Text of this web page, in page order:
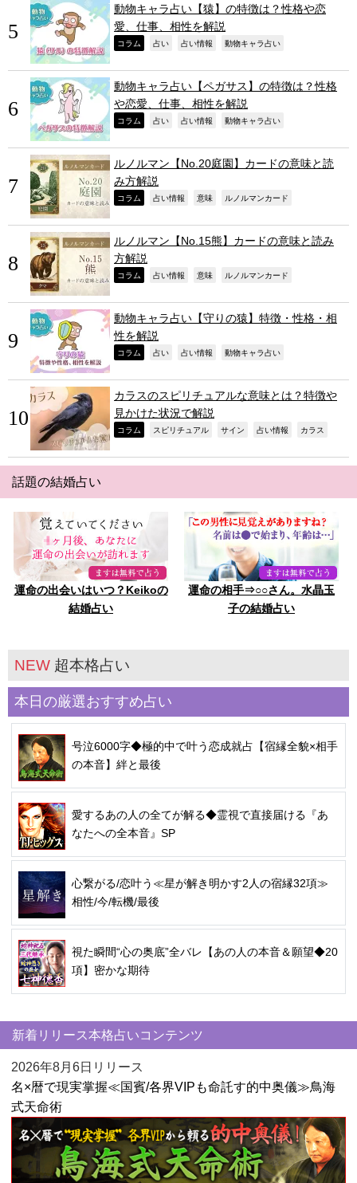
動物キャラ占い【猿】の特徴は？性格や恋
愛、仕事、相性を解説
コラム 占い 占い情報 動物キャラ占い
動物キャラ占い【ペガサス】の特徴は？性格
や恋愛、仕事、相性を解説
コラム 占い 占い情報 動物キャラ占い
ルノルマン【No.20庭園】カードの意味と読
み方解説
コラム 占い情報 意味 ルノルマンカード
ルノルマン【No.15熊】カードの意味と読み
方解説
コラム 占い情報 意味 ルノルマンカード
動物キャラ占い【守りの猿】特徴・性格・相
性を解説
コラム 占い 占い情報 動物キャラ占い
カラスのスピリチュアルな意味とは？特徴や
見かけた状況で解説
コラム スピリチュアル サイン 占い情報 カラス
話題の結婚占い
運命の出会いはいつ？Keikoの
結婚占い
運命の相手⇒○○さん。水晶玉
子の結婚占い
NEW 超本格占い
本日の厳選おすすめ占い
号泣6000字◆極的中で叶う恋成就占【宿縁全貌×相手
の本音】絆と最後
愛するあの人の全てが解る◆霊視で直接届ける『あ
なたへの全本音』SP
心繋がる/恋叶う≪星が解き明かす2人の宿縁32項≫
相性/今/転機/最後
視た瞬間“心の奥底”全バレ【あの人の本音＆願望◆20
項】密かな期待
新着リリース本格占いコンテンツ
2026年8月6日リリース
名×暦で現実掌握≪国賓/各界VIPも命託す的中奥儀≫鳥海
式天命術